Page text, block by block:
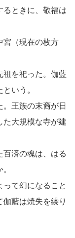
るときに、敬福は
宮（現在の枚方
祖を祀った。伽藍
いう。
王族の末裔が日
た大規模な寺が建
百済の魂は、はる
って幻になること
藍は焼失を繰り